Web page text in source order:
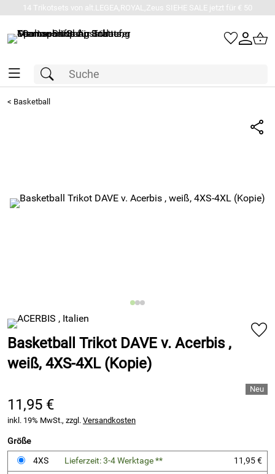
14 Trikotsets von alt.LEGEA,ROYAL,Zeus SIEHE SALE jetzt für € 50
< Basketball
Basketball Trikot DAVE v. Acerbis ,
weiß, 4XS-4XL (Kopie)
11,95 €
inkl. 19% MwSt., zzgl. Versandkosten
Größe
4XS
Lieferzeit: 3-4 Werktage **
11,95 €